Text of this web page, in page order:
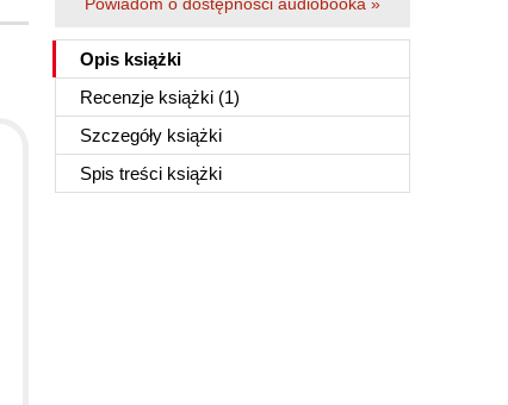
Opis książki
Recenzje książki (1)
Szczegóły książki
Spis treści książki